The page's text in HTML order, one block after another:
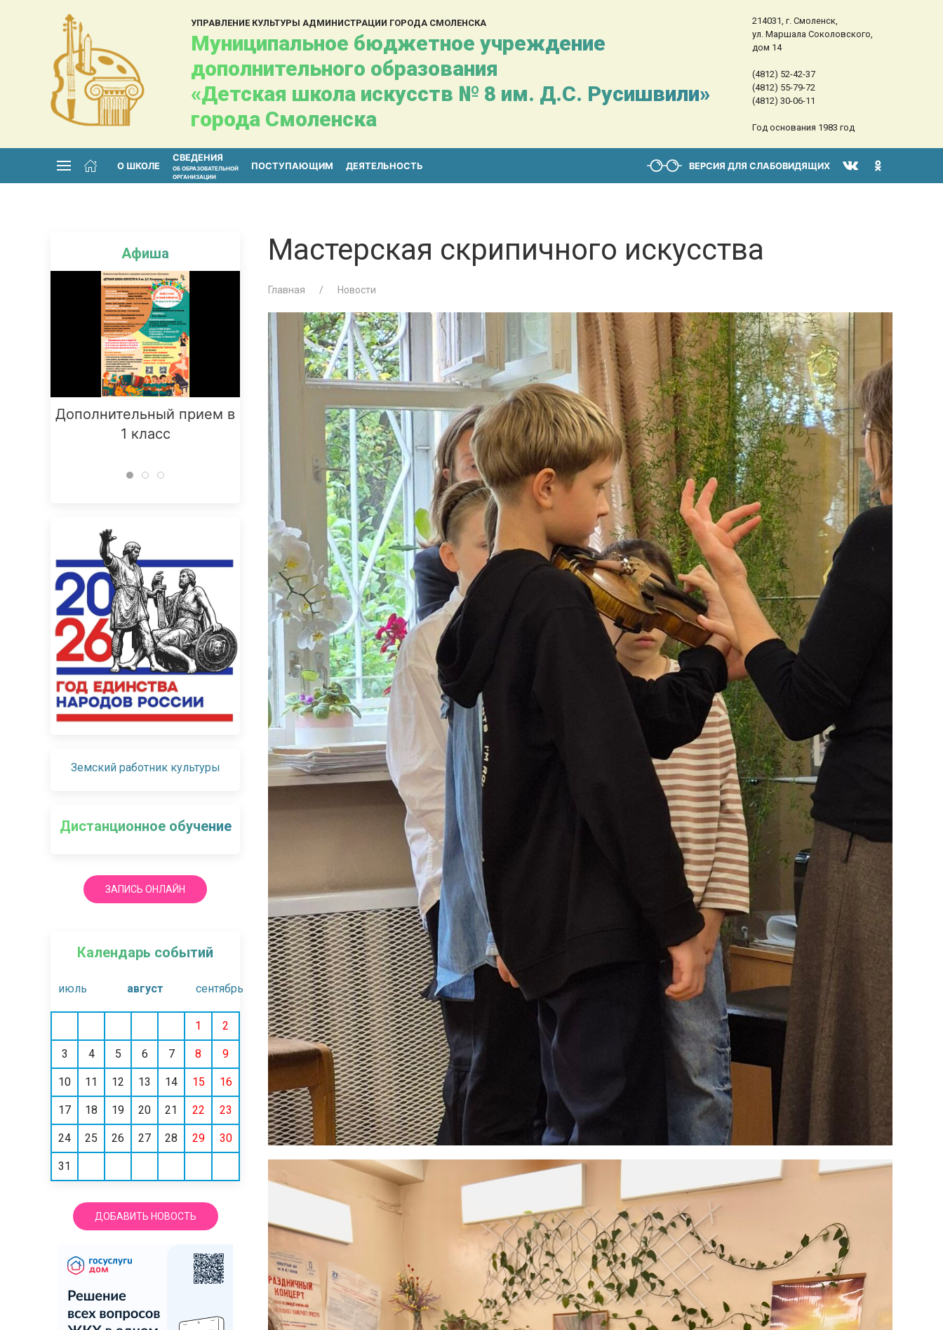
УПРАВЛЕНИЕ КУЛЬТУРЫ АДМИНИСТРАЦИИ ГОРОДА СМОЛЕНСКА
Муниципальное бюджетное учреждение
дополнительного образования
«Детская школа искусств № 8 им. Д.С. Русишвили»
города Смоленска
214031, г. Смоленск,
ул. Маршала Соколовского,
дом 14
(4812) 52-42-37
(4812) 55-79-72
(4812) 30-06-11
Год основания 1983 год
О ШКОЛЕ
СВЕДЕНИЯ
ОБ ОБРАЗОВАТЕЛЬНОЙ
ОРГАНИЗАЦИИ
ПОСТУПАЮЩИМ ДЕЯТЕЛЬНОСТЬ ВЕРСИЯ ДЛЯ СЛАБОВИДЯЩИХ
Афиша
Дополнительный прием в
1 класс
Занятия для детей 4-6 лет
1-5 июня, Летняя
творческая мастерская
Земский работник культуры
Дистанционное обучение
ЗАПИСЬ ОНЛАЙН
Календарь событий
июль август сентябрь
1 2
3 4 5 6 7 8 9
10 11 12 13 14 15 16
17 18 19 20 21 22 23
24 25 26 27 28 29 30
31
ДОБАВИТЬ НОВОСТЬ
Мастерская скрипичного искусства
Главная Новости